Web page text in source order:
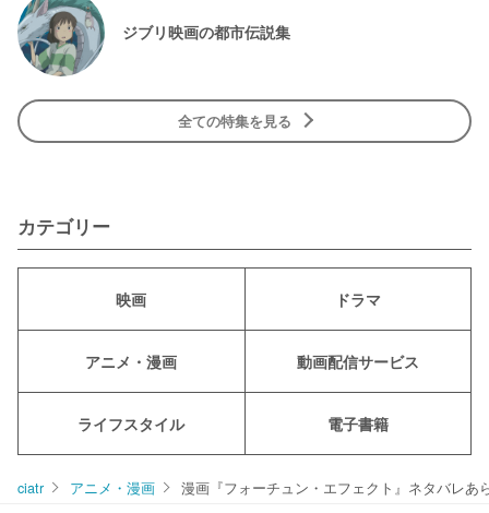
ジブリ映画の都市伝説集
全ての特集を見る
カテゴリー
映画 ドラマ
アニメ・漫画 動画配信サービス
ライフスタイル 電子書籍
ciatr アニメ・漫画 漫画『フォーチュン・エフェクト』ネタバレあ